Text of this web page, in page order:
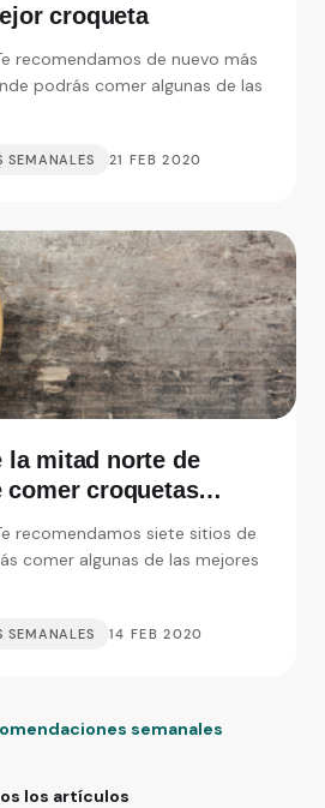
croqueta
recomendamos de nuevo más
podrás comer algunas de las
SEMANALES 21 FEB 2020
la mitad norte de
comer croquetas
recomendamos siete sitios de
comer algunas de las mejores
SEMANALES 14 FEB 2020
semanales
los artículos